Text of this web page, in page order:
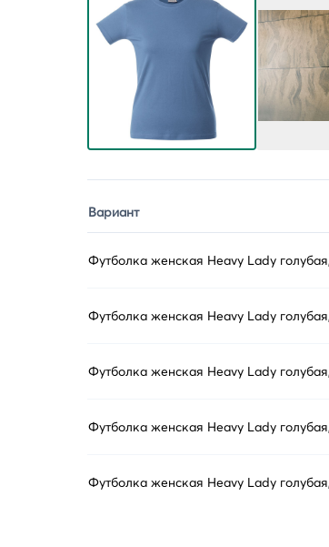
Вариант
Футболка женская Heavy Lady
Футболка женская Heavy Lady
Футболка женская Heavy Lady
Футболка женская Heavy Lady
Футболка женская Heavy Lady